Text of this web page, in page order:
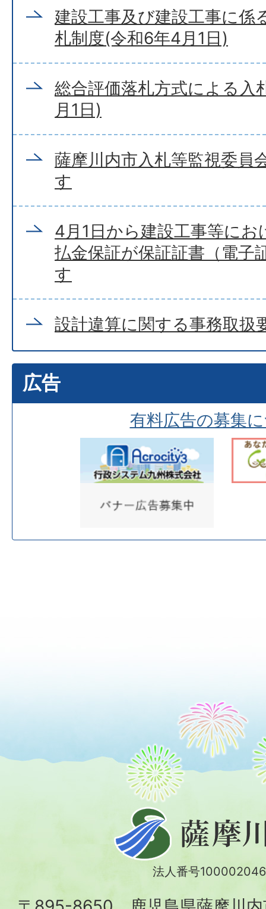
建設工事及び建設工事に係
札制度(令和6年4月1日)
総合評価落札方式による入
月1日)
薩摩川内市入札等監視委員
す
4月1日から建設工事等にお
払金保証が保証証書（電子
す
設計違算に関する事務取扱
広告
有料広告の募集
摩
川
法人番号